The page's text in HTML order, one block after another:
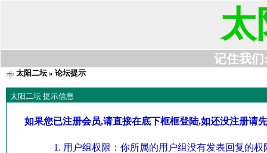
太
记住我们
太阳二坛» 论坛提示
太阳二坛 提示信息
如果您已注册会员,请直接在底下框框登陆,如还没注册请
用户组权限：你所属的用户组没有发表回复的权